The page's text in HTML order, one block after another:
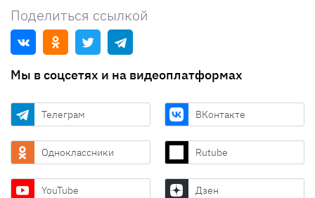
Поделиться ссылкой
Мы в соцсетях и на видеоплатформах
Телеграм ВКонтакте
Одноклассники Rutube
YouTube Дзен